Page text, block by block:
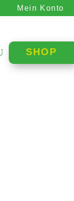
Mein Konto
SHOP